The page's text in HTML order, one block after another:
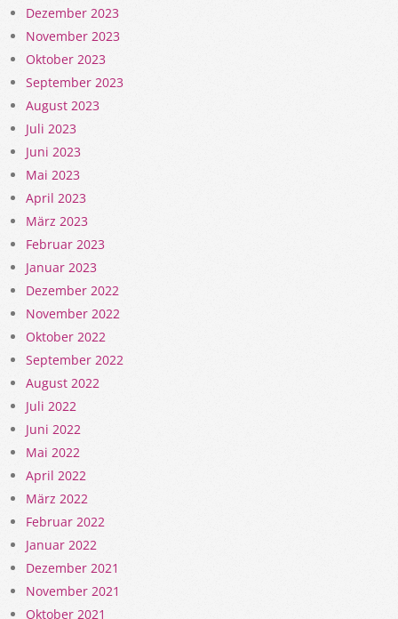
Dezember 2023
November 2023
Oktober 2023
September 2023
August 2023
Juli 2023
Juni 2023
Mai 2023
April 2023
März 2023
Februar 2023
Januar 2023
Dezember 2022
November 2022
Oktober 2022
September 2022
August 2022
Juli 2022
Juni 2022
Mai 2022
April 2022
März 2022
Februar 2022
Januar 2022
Dezember 2021
November 2021
Oktober 2021